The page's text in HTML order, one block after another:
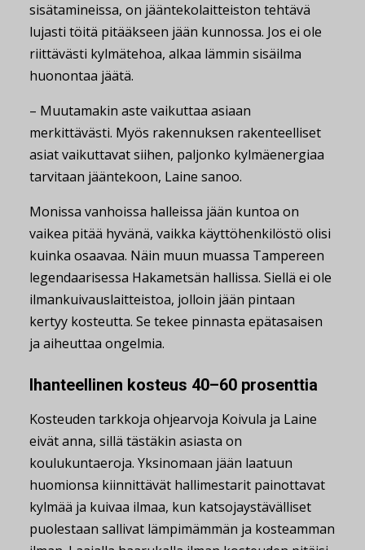
sisätamineissa, on jääntekolaitteiston tehtävä
lujasti töitä pitääkseen jään kunnossa. Jos ei ole
riittävästi kylmätehoa, alkaa lämmin sisäilma
huonontaa jäätä.
– Muutamakin aste vaikuttaa asiaan
merkittävästi. Myös rakennuksen rakenteelliset
asiat vaikuttavat siihen, paljonko kylmäenergiaa
tarvitaan jääntekoon, Laine sanoo.
Monissa vanhoissa halleissa jään kuntoa on
vaikea pitää hyvänä, vaikka käyttöhenkilöstö olisi
kuinka osaavaa. Näin muun muassa Tampereen
legendaarisessa Hakametsän hallissa. Siellä ei ole
ilmankuivauslaitteistoa, jolloin jään pintaan
kertyy kosteutta. Se tekee pinnasta epätasaisen
ja aiheuttaa ongelmia.
Ihanteellinen kosteus 40–60 prosenttia
Kosteuden tarkkoja ohjearvoja Koivula ja Laine
eivät anna, sillä tästäkin asiasta on
koulukuntaeroja. Yksinomaan jään laatuun
huomionsa kiinnittävät hallimestarit painottavat
kylmää ja kuivaa ilmaa, kun katsojaystävälliset
puolestaan sallivat lämpimämmän ja kosteamman